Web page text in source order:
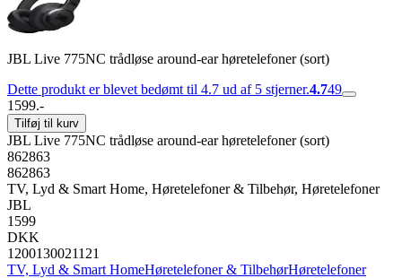
JBL Live 775NC trådløse around-ear høretelefoner (sort)
Dette produkt er blevet bedømt til 4.7 ud af 5 stjerner.4.749
1599.-
Tilføj til kurv
JBL Live 775NC trådløse around-ear høretelefoner (sort)
862863
862863
TV, Lyd & Smart Home, Høretelefoner & Tilbehør, Høretelefoner
JBL
1599
DKK
1200130021121
TV, Lyd & Smart HomeHøretelefoner & TilbehørHøretelefoner